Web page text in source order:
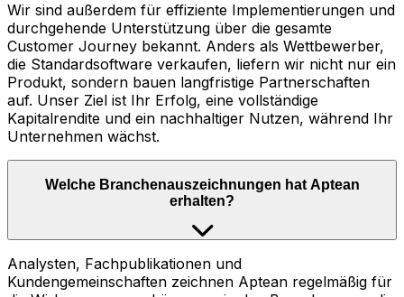
Wir sind außerdem für effiziente Implementierungen und
durchgehende Unterstützung über die gesamte
Customer Journey bekannt. Anders als Wettbewerber,
die Standardsoftware verkaufen, liefern wir nicht nur ein
Produkt, sondern bauen langfristige Partnerschaften
auf. Unser Ziel ist Ihr Erfolg, eine vollständige
Kapitalrendite und ein nachhaltiger Nutzen, während Ihr
Unternehmen wächst.
Welche Branchenauszeichnungen hat Aptean
erhalten?
Analysten, Fachpublikationen und
Kundengemeinschaften zeichnen Aptean regelmäßig für